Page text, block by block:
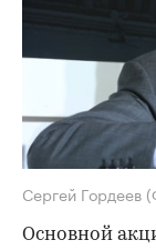
Сергей Гордеев
Основной